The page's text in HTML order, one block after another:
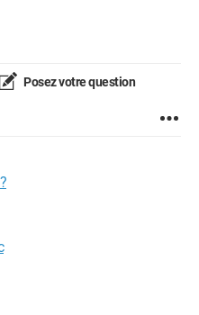
Posez votre question